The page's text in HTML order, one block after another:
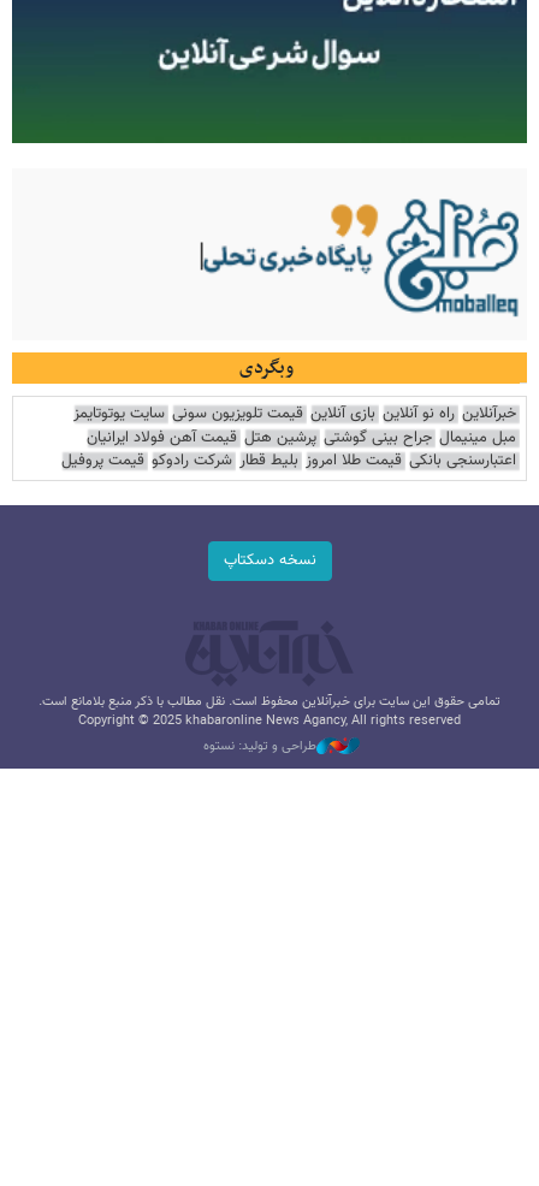
وبگردی
خبرآنلاین راه نو آنلاین بازی آنلاین قیمت تلویزیون سونی سایت یوتوتایمز
مبل مینیمال جراح بینی گوشتی پرشین هتل قیمت آهن فولاد ایرانیان
اعتبارسنجی بانکی قیمت طلا امروز بلیط قطار شرکت رادوکو قیمت پروفیل
نسخه دسکتاپ
تمامی حقوق این سایت برای خبرآنلاین محفوظ است. نقل مطالب با ذکر منبع بلامانع است.
Copyright © 2025 khabaronline News Agancy, All rights reserved
طراحی و تولید: نستوه